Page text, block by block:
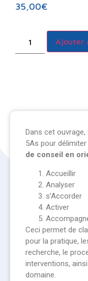
35,00€
Ajouter
Dans cet
5As pour délimiter
de conseil en
Accueillir
Analyser
s’Accorder
Activer
Ceci permet de
pour la pratique,
recherche, le
interventions,
domaine.